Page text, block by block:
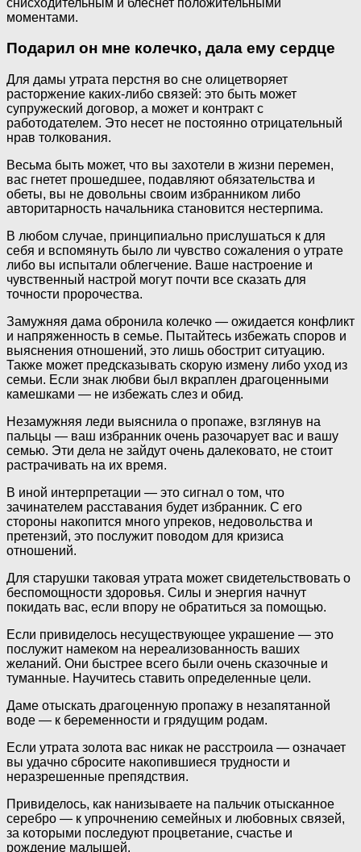
моментами.
Подарил он мне колечко, дала ему сердце
Для дамы утрата перстня во сне олицетворяет
расторжение каких-либо связей: это быть может
супружеский договор, а может и контракт с
работодателем. Это несет не постоянно отрицательный
нрав толкования.
Весьма быть может, что вы захотели в жизни перемен,
вас гнетет прошедшее, подавляют обязательства и
обеты, вы не довольны своим избранником либо
авторитарность начальника становится нестерпима.
В любом случае, принципиально прислушаться к для
себя и вспомянуть было ли чувство сожаления о утрате
либо вы испытали облегчение. Ваше настроение и
чувственный настрой могут почти все сказать для
точности пророчества.
Замужняя дама обронила колечко — ожидается конфликт
и напряженность в семье. Пытайтесь избежать споров и
выяснения отношений, это лишь обострит ситуацию.
Также может предсказывать скорую измену либо уход из
семьи. Если знак любви был вкраплен драгоценными
камешками — не избежать слез и обид.
Незамужняя леди выяснила о пропаже, взглянув на
пальцы — ваш избранник очень разочарует вас и вашу
семью. Эти дела не зайдут очень далековато, не стоит
растрачивать на их время.
В иной интерпретации — это сигнал о том, что
зачинателем расставания будет избранник. С его
стороны накопится много упреков, недовольства и
претензий, это послужит поводом для кризиса
отношений.
Для старушки таковая утрата может свидетельствовать о
беспомощности здоровья. Силы и энергия начнут
покидать вас, если впору не обратиться за помощью.
Если привиделось несуществующее украшение — это
послужит намеком на нереализованность ваших
желаний. Они быстрее всего были очень сказочные и
туманные. Научитесь ставить определенные цели.
Даме отыскать драгоценную пропажу в незапятанной
воде — к беременности и грядущим родам.
Если утрата золота вас никак не расстроила — означает
вы удачно сбросите накопившиеся трудности и
неразрешенные препядствия.
Привиделось, как нанизываете на пальчик отысканное
серебро — к упрочнению семейных и любовных связей,
за которыми последуют процветание, счастье и
рождение малышей.